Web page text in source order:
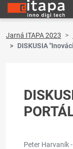
Jarná ITAPA 2023
DISKUSIA
Peter Harvaník